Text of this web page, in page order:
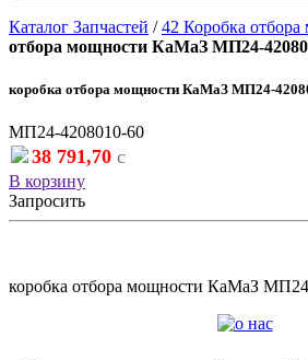
Каталог Запчастей /42 Коробка
отбора мощности КаМаЗ МП24-
коробка отбора мощности КаМаЗ МП24-
МП24-4208010-60
38 791,70 c
В корзину
Запросить
коробка отбора мощности КаМаЗ